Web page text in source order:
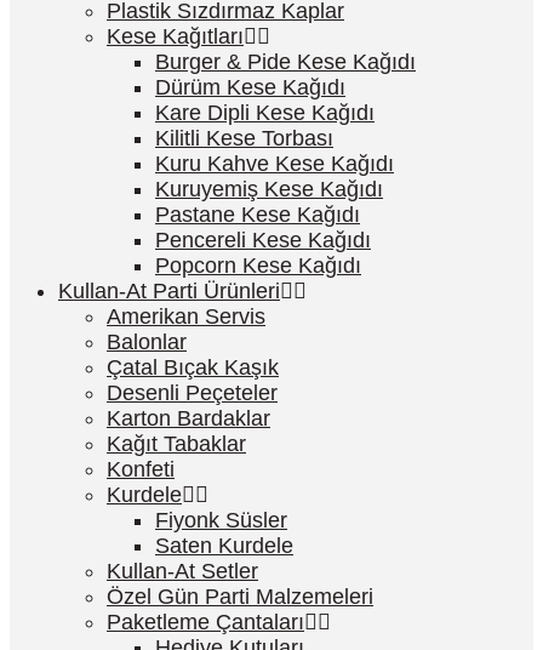
Plastik Sızdırmaz Kaplar
Kese Kağıtları
Burger & Pide Kese Kağıdı
Dürüm Kese Kağıdı
Kare Dipli Kese Kağıdı
Kilitli Kese Torbası
Kuru Kahve Kese Kağıdı
Kuruyemiş Kese Kağıdı
Pastane Kese Kağıdı
Pencereli Kese Kağıdı
Popcorn Kese Kağıdı
Kullan-At Parti Ürünleri
Amerikan Servis
Balonlar
Çatal Bıçak Kaşık
Desenli Peçeteler
Karton Bardaklar
Kağıt Tabaklar
Konfeti
Kurdele
Fiyonk Süsler
Saten Kurdele
Kullan-At Setler
Özel Gün Parti Malzemeleri
Paketleme Çantaları